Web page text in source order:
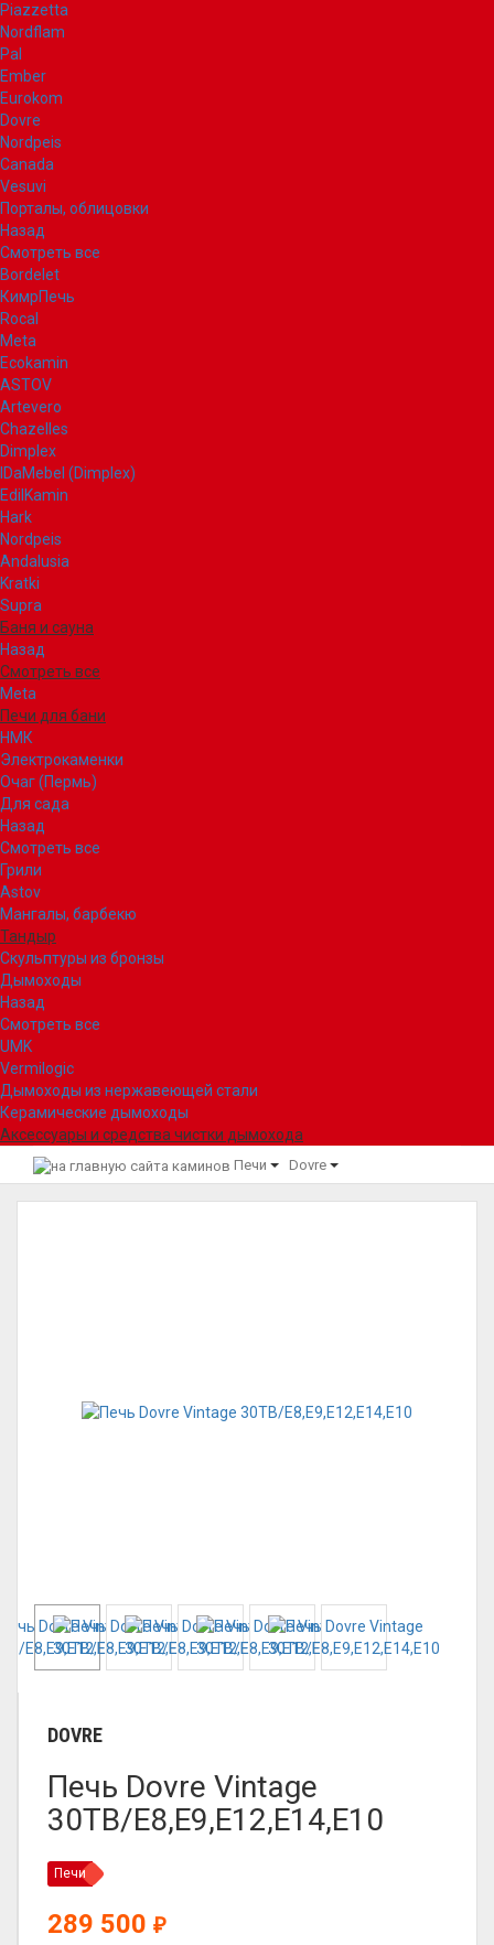
Piazzetta
Nordflam
Pal
Ember
Eurokom
Dovre
Nordpeis
Canada
Vesuvi
Порталы, облицовки
Назад
Смотреть все
Bordelet
КимрПечь
Rocal
Meta
Ecokamin
ASTOV
Artevero
Chazelles
Dimplex
IDaMebel (Dimplex)
EdilKamin
Hark
Nordpeis
Andalusia
Kratki
Supra
Баня и сауна
Назад
Смотреть все
Meta
Печи для бани
НМК
Электрокаменки
Очаг (Пермь)
Для сада
Назад
Смотреть все
Грили
Astov
Мангалы, барбекю
Тандыр
Скульптуры из бронзы
Дымоходы
Назад
Смотреть все
UMK
Vermilogic
Дымоходы из нержавеющей стали
Керамические дымоходы
Аксессуары и средства чистки дымохода
Печи Dovre
DOVRE
Печь Dovre Vintage
30TB/E8,E9,E12,E14,E10
Печи
289 500 ₽